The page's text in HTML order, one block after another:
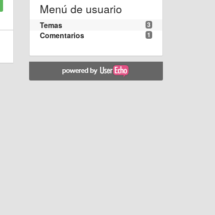
Menú de usuario
3
Temas
1
Comentarios